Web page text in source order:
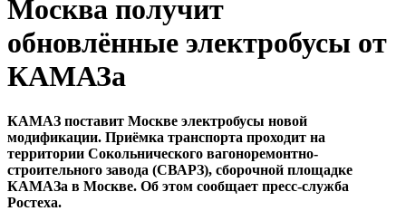
Москва получит
обновлённые электробусы от
КАМАЗа
КАМАЗ поставит Москве электробусы новой
модификации. Приёмка транспорта проходит на
территории Сокольнического вагоноремонтно-
строительного завода (СВАРЗ), сборочной площадке
КАМАЗа в Москве. Об этом сообщает пресс-служба
Ростеха.